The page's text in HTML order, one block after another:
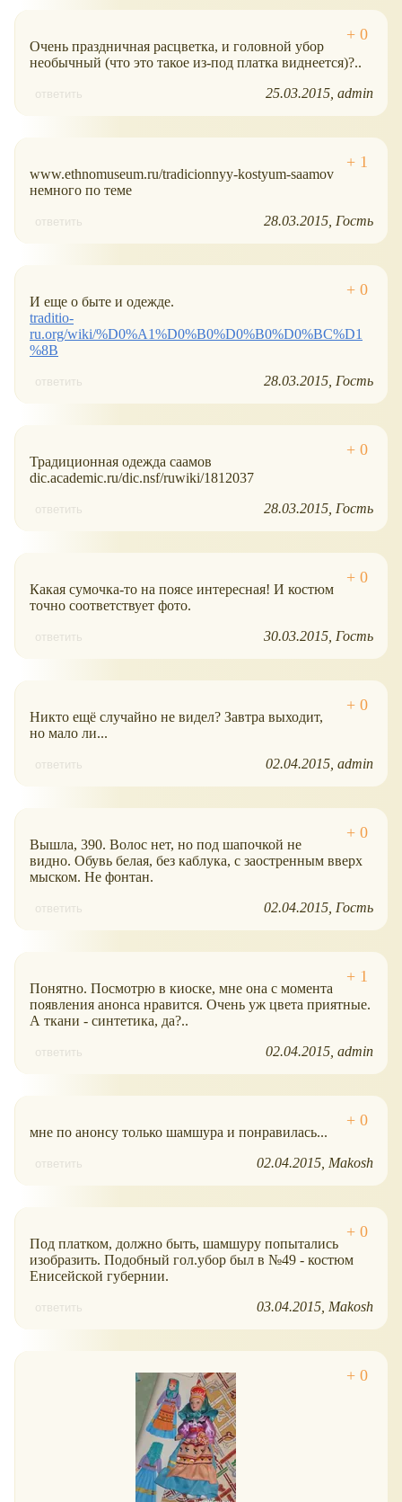
Очень праздничная расцветка, и головной убор
необычный (что это такое из-под платка виднеется)?..
ответить 25.03.2015 admin
www.ethnomuseum.ru/tradicionnyy-kostyum-saamov
немного по теме
ответить 28.03.2015 Гость
И еще о быте и одежде.
traditio-
ru.org/wiki/%D0%A1%D0%B0%D0%B0%D0%BC%D1
%8B
ответить 28.03.2015 Гость
Традиционная одежда саамов
dic.academic.ru/dic.nsf/ruwiki/1812037
ответить 28.03.2015 Гость
Какая сумочка-то на поясе интересная! И костюм
точно соответствует фото.
ответить 30.03.2015 Гость
Никто ещё случайно не видел? Завтра выходит,
но мало ли...
ответить 02.04.2015 admin
Вышла, 390. Волос нет, но под шапочкой не
видно. Обувь белая, без каблука, с заостренным вверх
мыском. Не фонтан.
ответить 02.04.2015 Гость
Понятно. Посмотрю в киоске, мне она с момента
появления анонса нравится. Очень уж цвета приятные.
А ткани - синтетика, да?..
ответить 02.04.2015 admin
мне по анонсу только шамшура и понравилась...
ответить 02.04.2015 Makosh
Под платком, должно быть, шамшуру попытались
изобразить. Подобный гол.убор был в №49 - костюм
Енисейской губернии.
ответить 03.04.2015 Makosh